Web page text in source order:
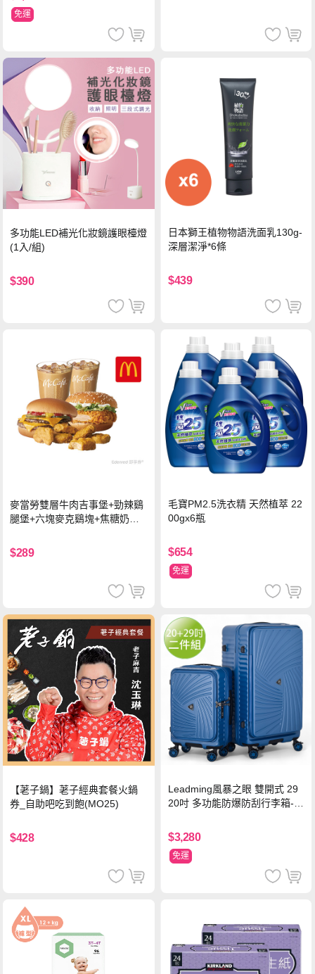
免運
多功能LED補光化妝鏡護眼檯燈
(1入/組)
$390
日本獅王植物物語洗面乳130g-
深層潔淨*6條
$439
麥當勞雙層牛肉吉事堡+勁辣鷄
腿堡+六塊麥克鷄塊+焦糖奶茶
$289
毛寶PM2.5洗衣精 天然植萃 22
00gx6瓶
$654
免運
【荖子鍋】荖子經典套餐火鍋
券_自助吧吃到飽(MO25)
$428
Leadming風暴之眼 雙開式 29
20吋 多功能防爆防刮行李箱-海
$3,280
免運